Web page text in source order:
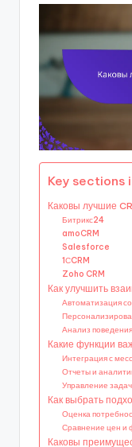
Key sections
Каковы лучшие
Битрикс24
amoCRM
Salesforce
1СCRM
Zoho CRM
Как улучшить
Автоматизация
Анализ
Какие функции
Интеграция с
Отчеты и
Управление
Как выбрать
Оценка
Сравнение цен и
Каковы